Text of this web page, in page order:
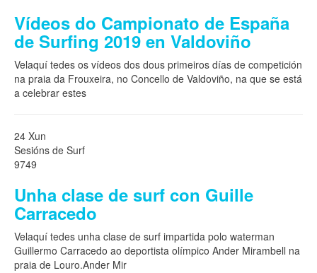
Vídeos do Campionato de España
de Surfing 2019 en Valdoviño
Velaquí tedes os vídeos dos dous primeiros días de competición
na praia da Frouxeira, no Concello de Valdoviño, na que se está
a celebrar estes
24 Xun
Sesións de Surf
9749
Unha clase de surf con Guille
Carracedo
Velaquí tedes unha clase de surf impartida polo waterman
Guillermo Carracedo ao deportista olímpico Ander Mirambell na
praia de Louro.Ander Mir